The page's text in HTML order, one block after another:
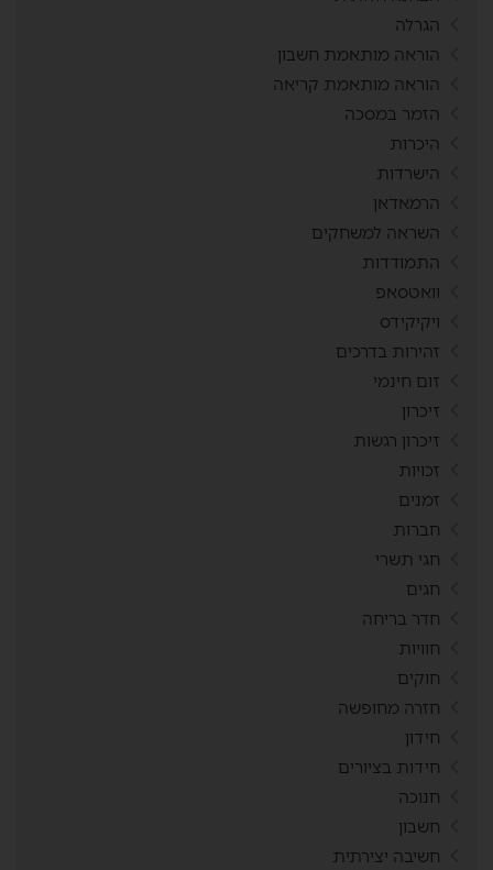
הגרלה
הוראה מותאמת חשבון
הוראה מותאמת קריאה
הזמר במסכה
היכרות
הישרדות
הרמאדאן
השראה למשחקים
התמודדות
וואטסאפ
ויקיקידס
זהירות בדרכים
זום חינמי
זיכרון
זיכרון רגשות
זכויות
זמנים
חברות
חגי תשרי
חגים
חדר בריחה
חוויות
חוקים
חזרה מחופשה
חידון
חידות בציורים
חנוכה
חשבון
חשיבה יצירתית